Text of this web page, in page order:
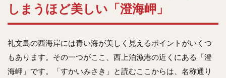
しまうほど美しい「澄海岬」
礼文島の西海岸には青い海が美しく見えるポイントがいくつ
もあります。その一つがここ、西上泊漁港の近くにある「澄
海岬」です。「すかいみさき」と読むここからは、名称通り